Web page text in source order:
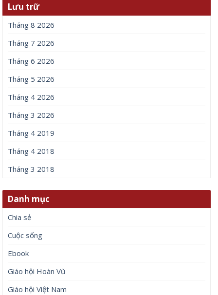
Lưu trữ
Tháng 8 2026
Tháng 7 2026
Tháng 6 2026
Tháng 5 2026
Tháng 4 2026
Tháng 3 2026
Tháng 4 2019
Tháng 4 2018
Tháng 3 2018
Danh mục
Chia sẻ
Cuộc sống
Ebook
Giáo hội Hoàn Vũ
Giáo hội Việt Nam